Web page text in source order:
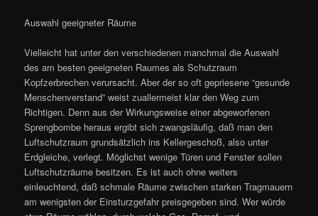
Auswahl geeigneter Räume
Vielleicht hat unter den verschiedenen manchmal die Auswahl
des am besten geeigneten Raumes als Schutzraum
Kopfzerbrechen verursacht. Aber der so oft gepriesene “gesunde
Menschenverstand” weist zuallermeist klar den Weg zum
Richtigen. Denn aus der Wirkungsweise einer abgeworfenen
Sprengbombe heraus ergibt sich zwangsläufig, daß man den
Luftschutzraum grundsätzlich ins Kellergeschoß, also unter
Erdgleiche, verlegt. Möglichst wenige Türen und Fenster sollen
Luftschutzräume besitzen. Es ist auch ohne weiters
einleuchtend, daß schmale Räume zwischen starken Tragmauern
am wenigsten der Einsturzgefahr preisgegeben sind. Wer würde